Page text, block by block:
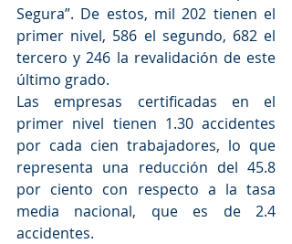
Segura”. De estos, mil 202 tienen el
primer nivel, 586 el segundo, 682 el
tercero y 246 la revalidación de este
último grado.
Las empresas certificadas en el
primer nivel tienen 1.30 accidentes
por cada cien trabajadores, lo que
representa una reducción del 45.8
por ciento con respecto a la tasa
media nacional, que es de 2.4
accidentes.